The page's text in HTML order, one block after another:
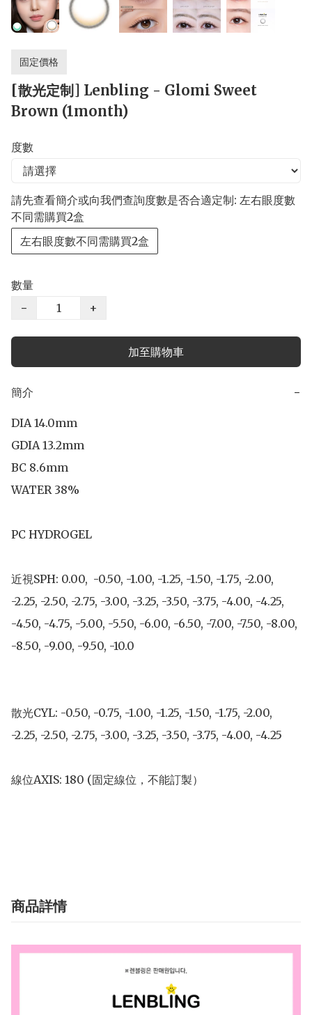
固定價格
[散光定制] Lenbling - Glomi Sweet
Brown (1month)
度數
請先查看簡介或向我們查詢度數是否合適定制: 左右眼度數
不同需購買2盒
左右眼度數不同需購買2盒
數量
−
+
加至購物車
簡介 −
DIA 14.0mm
GDIA 13.2mm
BC 8.6mm
WATER 38%
PC HYDROGEL
近視SPH: 0.00,  -0.50, -1.00, -1.25, -1.50, -1.75, -2.00,
-2.25, -2.50, -2.75, -3.00, -3.25, -3.50, -3.75, -4.00, -4.25,
-4.50, -4.75, -5.00, -5.50, -6.00, -6.50, -7.00, -7.50, -8.00,
-8.50, -9.00, -9.50, -10.0
散光CYL: -0.50, -0.75, -1.00, -1.25, -1.50, -1.75, -2.00,
-2.25, -2.50, -2.75, -3.00, -3.25, -3.50, -3.75, -4.00, -4.25
線位AXIS: 180 (固定線位，不能訂製）
商品詳情